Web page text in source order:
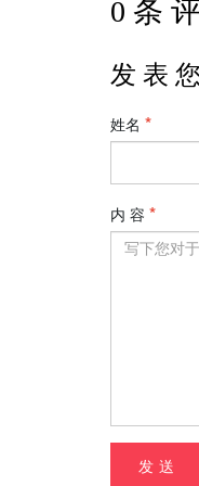
0 条
发 表
姓名
内 容
发 送